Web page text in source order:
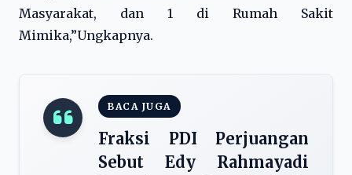
Masyarakat, dan 1 di Rumah Sakit
Mimika,”Ungkapnya.
BACA JUGA
Fraksi PDI Perjuangan
Sebut Edy Rahmayadi